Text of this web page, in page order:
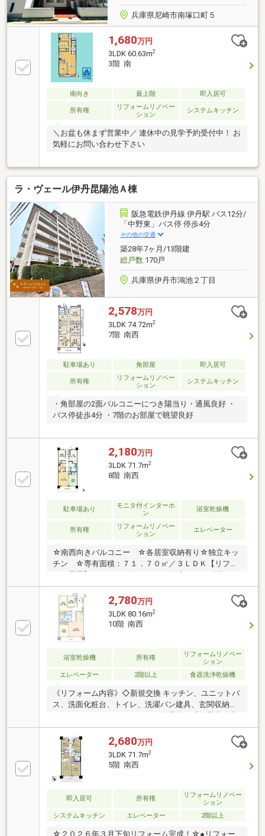
兵庫県尼崎市南塚口町５
1,680万円
3LDK 60.63m2
3階 南
南向き 最上階 即入居可
所有権
リフォームリノベー
ション
システムキッチン
＼お盆も休まず営業中／ 連休中の見学予約受付中！ お
気軽にお問い合わせ下さい
ラ・ヴェール伊丹昆陽池Ａ棟
阪急電鉄伊丹線 伊丹駅 バス12分/
「中野東」バス停 停歩4分
その他の交通
築28年7ヶ月/13階建
総戸数170戸
兵庫県伊丹市鴻池２丁目
2,578万円
3LDK 74.72m2
7階 南西
駐車場あり 角部屋 即入居可
所有権
リフォームリノベー
ション
システムキッチン
・角部屋の2面バルコニーにつき陽当り・通風良好 ・
バス停徒歩4分 ・7階のお部屋で眺望良好
2,180万円
3LDK 71.7m2
8階 南西
駐車場あり
モニタ付インターホ
ン
浴室乾燥機
所有権
リフォームリノベー
ション
エレベーター
☆南西向きバルコニー ☆各居室収納有り☆独立キッ
チン ☆専有面積：７１．７０㎡／３ＬＤＫ【リフォ
フローリング張替（洋室２室）・ＣＦ張替（トイレ・
洗面所） ・畳表替 ＊襖・障子張替・システムキッ
チン新調 ・洗面化粧台新調・洗濯パン新調 ・浴室
水栓・鏡交換・ハウスクリーニング■２０２３年６月■
＊給湯器交換【周辺施設】・ミニストップ…約150ｍ・
業務スーパー…約710ｍ・オアシスタウン…約640ｍ・
キリン堂…約240ｍ・桜台小学校…約640ｍ・天王寺川
2,780万円
3LDK 80.16m2
10階 南西
浴室乾燥機 所有権
リフォームリノベー
ション
エレベーター
2階以上 食器洗浄乾燥機
《リフォーム内容》◇新規交換 キッチン、ユニットバ
ス、洗面化粧台、トイレ、洗濯パン建具、玄関収納、
クロス貼替、網戸張替、巾木交換◇玄関廊下 土間タイ
ル上貼、フローリング貼替、物入内造作(可動棚取付）
◇LDK フローリング貼替◇洋室(1)(2) フローリング貼
替、 CL内造作（枕棚・ハンガーパイプ取付）◇洋室
(3) フローリング貼、 CL内造作（枕棚・ハンガーパイ
プ取付）◇洗面 CF貼替、洗濯水栓交換、収納内造作
（可動棚取付）◇トイレ CF貼替、タオルリング・紙巻
2,680万円
3LDK 71.7m2
5階 南西
即入居可 所有権
リフォームリノベー
ション
システムキッチン
エレベーター 2階以上
☆２０２６年３月下旬リフォーム完成！☆●リフォー